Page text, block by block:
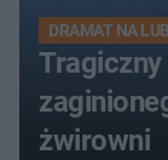
DRAMAT NA
Tragiczny
żwirowni